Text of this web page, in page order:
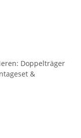
Doppelträger
&